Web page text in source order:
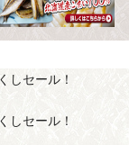
しセール！
しセール！